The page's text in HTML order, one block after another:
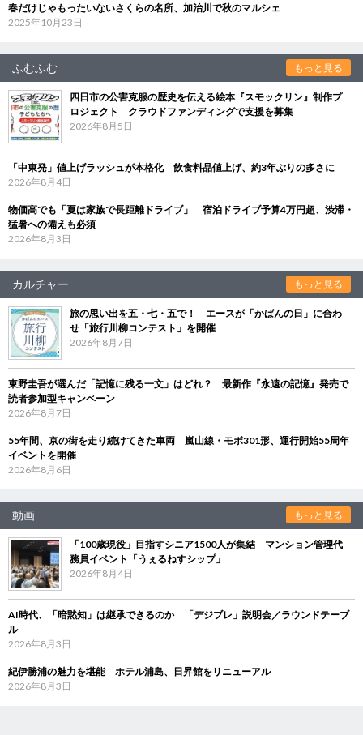
春だけじゃもったいないさくらの名所、加治川で秋のマルシェ
2025年10月23日
ふむふむ もっと見る
四日市の公害克服の歴史を伝える絵本『スモックリン』制作プ
ロジェクト クラウドファンディングで支援を募集
2026年8月5日
「中東発」値上げラッシュが本格化 飲食料品値上げ、約3年ぶりの多さに
2026年8月4日
物価高でも「夏は家族で長距離ドライブ」 宿泊ドライブ予算4万円超、渋滞・
猛暑への備えも必須
2026年8月3日
カルチャー もっと見る
旅の思い出を五・七・五で！ エースが「かばんの日」に合わ
せ「旅行川柳コンテスト」を開催
2026年8月7日
東野圭吾が選んだ「記憶に残る一文」はどれ？ 最新作『永遠の記憶』発売で
読者参加型キャンペーン
2026年8月7日
55年間、京の街を走り続けてきた車両 嵐山線・モボ301形、運行開始55周年
イベントを開催
2026年8月6日
動画 もっと見る
「100歳現役」目指すシニア1500人が集結 マンション管理代
務員イベント「うぇるねすシップ」
2026年8月4日
AI時代、「暗黙知」は継承できるのか 「デジブレ」説明会／ラウンドテーブ
ル
2026年8月3日
紀伊勝浦の魅力を堪能 ホテル浦島、日昇館をリニューアル
2026年8月3日